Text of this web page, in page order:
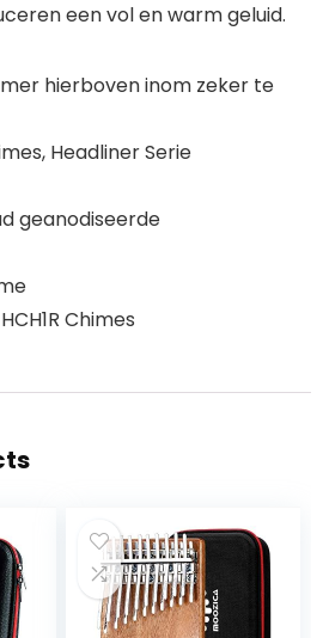
een vol en warm geluid.
hierboven inom zeker te
Headliner Serie
geanodiseerde
Chimes